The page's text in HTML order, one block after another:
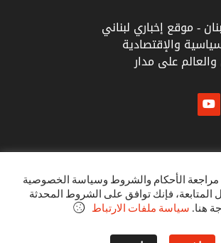
- موقع إخباري لبناني
والإقتصادية
على مدار
محفوظة ٢٠٢٣
البنود و الظروف
الأحكام والشروط وسياسة الخصوصية
المتابعة، فإنك توافق على الشروط المحدثة
هنا. سياسة ملفات الارتباط